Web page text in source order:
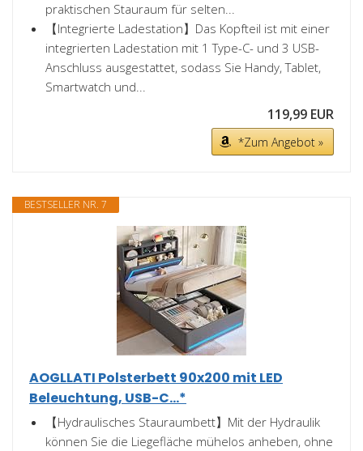
praktischen Stauraum für selten...
【Integrierte Ladestation】Das Kopfteil ist mit einer
integrierten Ladestation mit 1 Type-C- und 3 USB-
Anschluss ausgestattet, sodass Sie Handy, Tablet,
Smartwatch und...
119,99 EUR
*Zum Angebot »
BESTSELLER NR. 7
AOGLLATI Polsterbett 90x200 mit LED
Beleuchtung, USB-C...*
【Hydraulisches Stauraumbett】Mit der Hydraulik
können Sie die Liegefläche mühelos anheben, ohne